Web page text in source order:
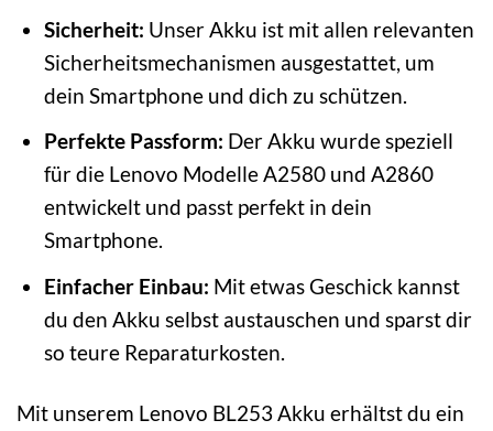
Sicherheit: Unser Akku ist mit allen relevanten
Sicherheitsmechanismen ausgestattet, um
dein Smartphone und dich zu schützen.
Perfekte Passform: Der Akku wurde speziell
für die Lenovo Modelle A2580 und A2860
entwickelt und passt perfekt in dein
Smartphone.
Einfacher Einbau: Mit etwas Geschick kannst
du den Akku selbst austauschen und sparst dir
so teure Reparaturkosten.
Mit unserem Lenovo BL253 Akku erhältst du ein